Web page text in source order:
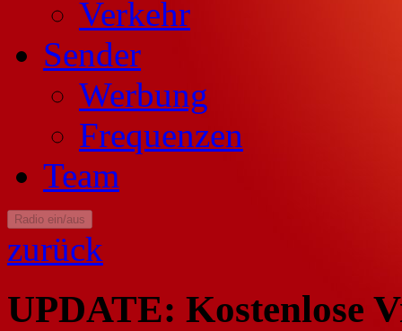
Verkehr
Sender
Werbung
Frequenzen
Team
Radio ein/aus
zurück
UPDATE: Kostenlose